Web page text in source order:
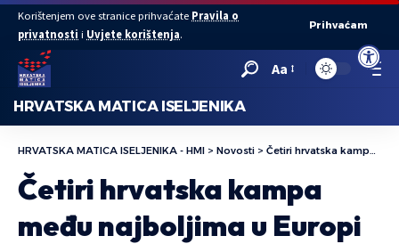
Open
Korištenjem ove stranice prihvaćate Pravila o
privatnosti i Uvjete korištenja.
Prihvaćam
Aa
HRVATSKA MATICA ISELJENIKA
HRVATSKA MATICA ISELJENIKA - HMI > Novosti > Četiri hrvatska kampa među najboljima u Europi
Četiri hrvatska kampa
među najboljima u Europi